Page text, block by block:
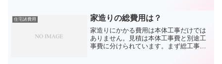
た不動産広告を見かけるようになりまし
た。もし本当に頭金なしで...
住宅諸費用 家造りの総費用は？
家造りにかかる費用は本体工事だけでは
ありません。見積は本体工事費と別途工
事費に分けられています。まず総工事費